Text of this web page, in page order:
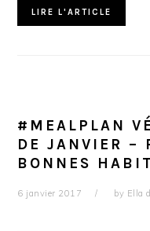
LIRE L'ARTICLE
#MEALPLAN
DE JANVIER –
BONNES
6 janvier 2017 by Ella